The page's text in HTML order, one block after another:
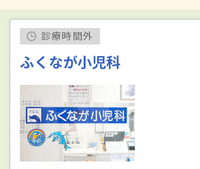
診療時間外
ふくなが小児科